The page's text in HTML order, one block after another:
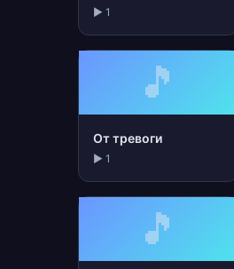
▶ 1
🎵
От тревоги
▶ 1
🎵